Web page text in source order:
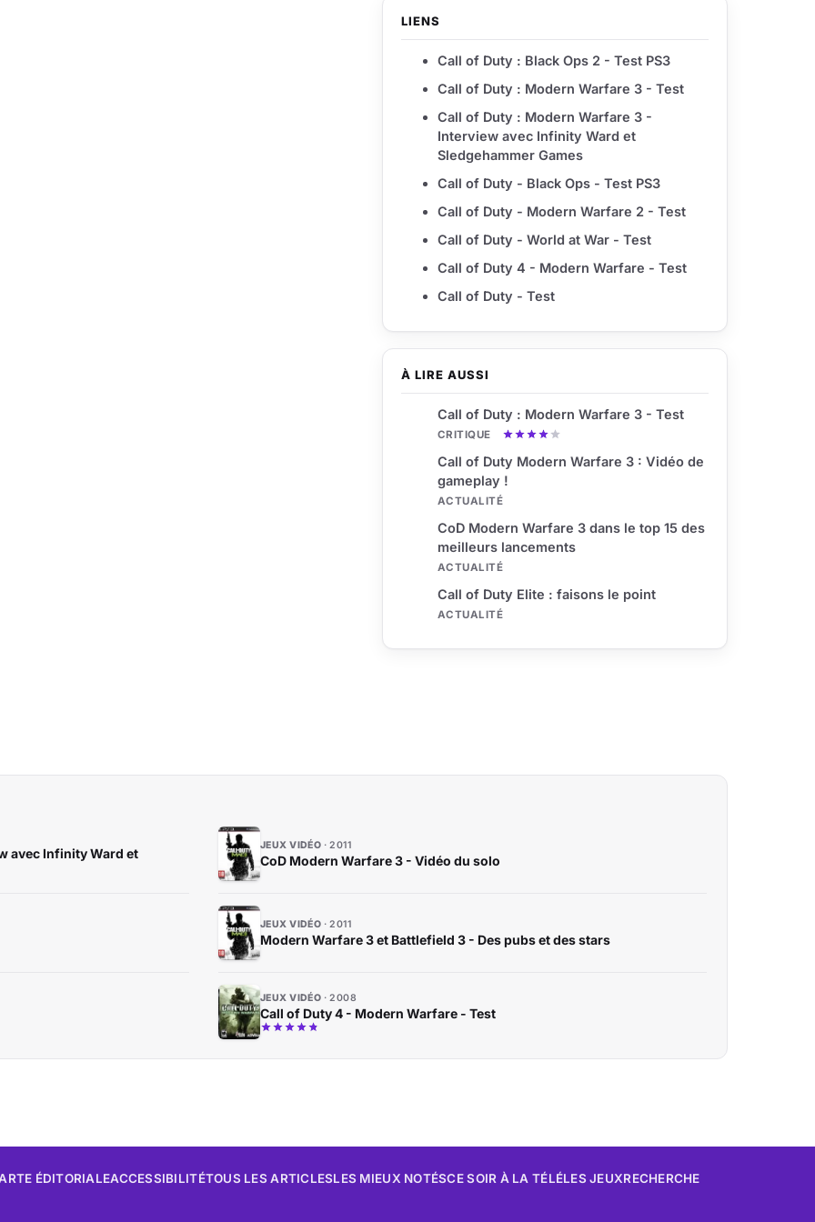
À LIRE AUSSI
Call of Duty : Modern Warfare 3 - Test
CRITIQUE
Call of Duty Modern Warfare 3 : Vidéo de
gameplay !
ACTUALITÉ
CoD Modern Warfare 3 dans le top 15 des
meilleurs lancements
ACTUALITÉ
Call of Duty Elite : faisons le point
ACTUALITÉ
LIENS
Call of Duty : Black Ops 2 - Test PS3
Call of Duty : Modern Warfare 3 - Test
Call of Duty : Modern Warfare 3 -
Interview avec Infinity Ward et
Sledgehammer Games
Call of Duty - Black Ops - Test PS3
Call of Duty - Modern Warfare 2 - Test
Call of Duty - World at War - Test
Call of Duty 4 - Modern Warfare - Test
Call of Duty - Test
avec Infinity Ward et
JEUX VIDÉO 2011
CoD Modern Warfare 3 - Vidéo du solo
JEUX VIDÉO 2011
Modern Warfare 3 et Battlefield 3 - Des pubs et des stars
JEUX VIDÉO 2008
Call of Duty 4 - Modern Warfare - Test
ÉDITORIALEACCESSIBILITÉTOUS LES ARTICLESLES MIEUX NOTÉSCE SOIR À LA TÉLÉLES JEUXRECHERCHE